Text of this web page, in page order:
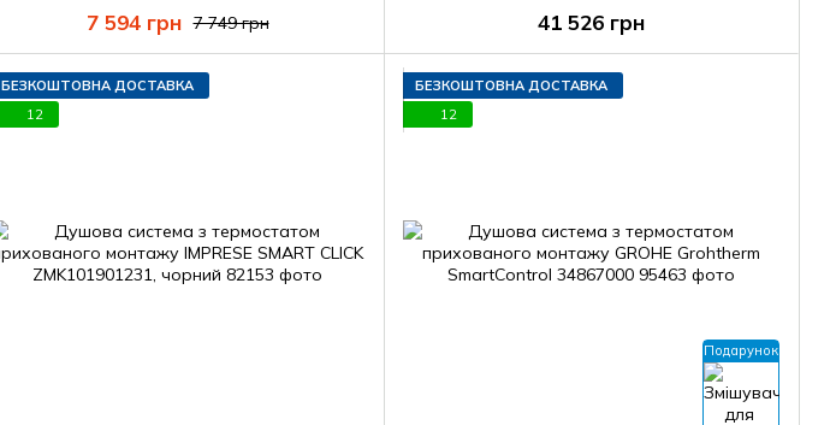
мильницею VOLLE
7 749 грн
7 594 грн 41 526 грн
БЕЗКОШТОВНА ДОСТАВКА
12
Подарунок
БЕЗКОШТОВНА ДОСТАВКА
12